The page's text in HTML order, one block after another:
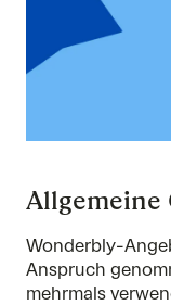
Allgemeine
Wonderbly-
Anspruch
mehrmals